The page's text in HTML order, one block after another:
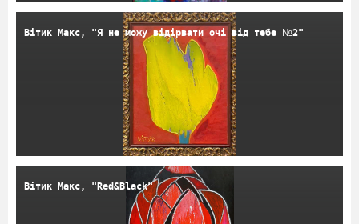
Вітик Макс, "Я не можу відірвати очі від тебе №2"
Вітик Макс, "Red&Black"